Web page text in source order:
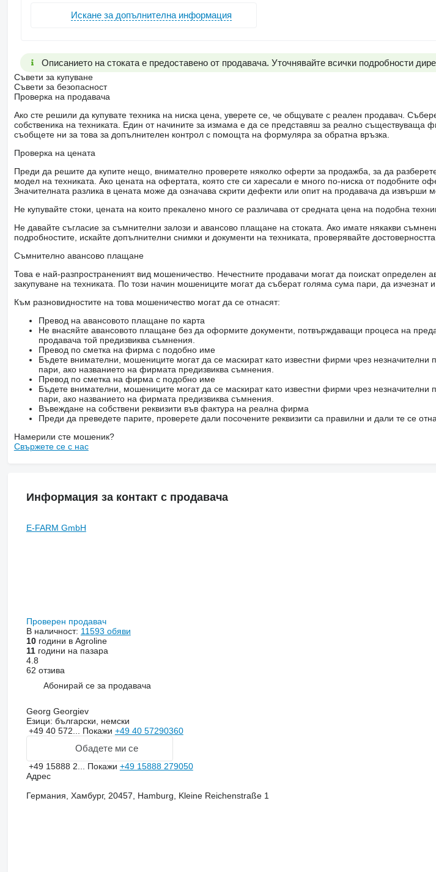
Искане за допълнителна информация
Описанието на стоката е предоставено от продавача. Уточнявайте всички подробности
Съвети за купуване
Съвети за безопасност
Проверка на продавача
Ако сте решили да купувате техника на ниска цена, уверете се, че общувате с реален продавач.
собственика на техниката. Един от начините за измама е да се представяш за реално съществуваща
съобщете ни за това за допълнителен контрол с помощта на формуляра за обратна връзка.
Проверка на цената
Преди да решите да купите нещо, внимателно проверете няколко оферти за продажба, за да
модел на техниката. Ако цената на офертата, която сте си харесали е много по-ниска от подобните
Значителната разлика в цената може да означава скрити дефекти или опит на продавача да извърши
Не купувайте стоки, цената на които прекалено много се различава от средната цена на подобна
Не давайте съгласие за съмнителни залози и авансово плащане на стоката. Ако имате някакви
подробностите, искайте допълнителни снимки и документи на техниката, проверявайте
Съмнително авансово плащане
Това е най-разпространеният вид мошеничество. Нечестните продавачи могат да поискат определен
закупуване на техниката. По този начин мошениците могат да съберат голяма сума пари, да изчезнат и
Към разновидностите на това мошеничество могат да се отнасят:
Превод на авансовото плащане по карта
Не внасяйте авансовото плащане без да оформите документи, потвърждаващи процеса на
продавача той предизвиква съмнения.
Превод по сметка на фирма с подобно име
Бъдете внимателни, мошениците могат да се маскират като известни фирми чрез
пари, ако названието на фирмата предизвиква съмнения.
Превод по сметка на фирма с подобно име
Бъдете внимателни, мошениците могат да се маскират като известни фирми чрез
пари, ако названието на фирмата предизвиква съмнения.
Въвеждане на собствени реквизити във фактура на реална фирма
Преди да преведете парите, проверете дали посочените реквизити са правилни и дали те се
Намерили сте мошеник?
Свържете се с нас
Информация за контакт с продавача
E-FARM GmbH
Проверен продавач
В наличност: 11593 обяви
10години в Agroline
11години на пазара
4.8
62 отзива
Абонирай се за продавача
Georg Georgiev
Езици: български, немски
+49 40 572... Покажи +49 40 57290360
Обадете ми се
+49 15888 2... Покажи +49 15888 279050
Адрес
Германия, Хамбург, 20457, Hamburg, Kleine Reichenstraße 1